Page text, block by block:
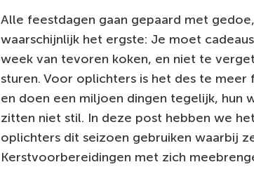
Alle feestdagen gaan gepaard met
waarschijnlijk het ergste: Je moet
week van tevoren koken, en niet te
sturen. Voor oplichters is het des te meer
en doen een miljoen dingen tegelijk, hun
zitten niet stil. In deze post hebben we
oplichters dit seizoen gebruiken waarbij
Kerstvoorbereidingen met zich